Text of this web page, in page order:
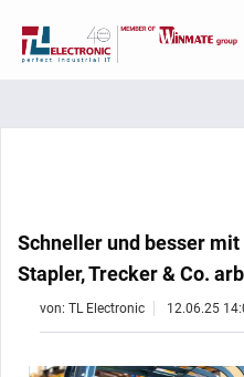
Schneller und besser
Stapler, Trecker & Co.
von: TL Electronic 12.06.25